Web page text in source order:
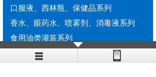
口服液、西林瓶、保健品系列
香水、眼药水、喷雾剂、消毒液系列
食用油类灌装系列
酱类灌装机系列